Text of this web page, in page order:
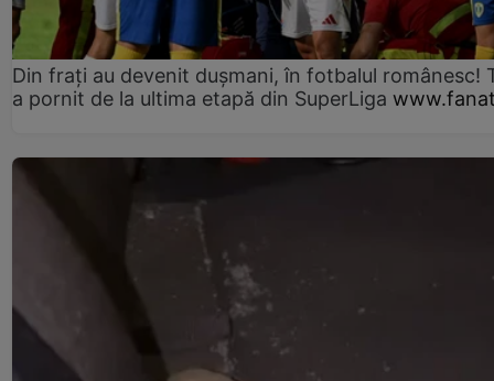
Din frați au devenit dușmani, în fotbalul românesc!
a pornit de la ultima etapă din SuperLiga